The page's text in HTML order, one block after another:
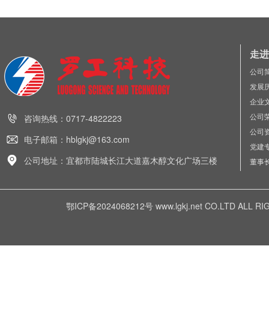
咨询热线：0717-4822223
电子邮箱：hblgkj@163.com
公司地址：宜都市陆城长江大道嘉木醇文化广场三楼
走
公司
发展
企业
公司
公司
党建
董事
鄂ICP备2024068212号 www.lgkj.net CO.LTD ALL